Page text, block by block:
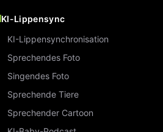
KI-Lippensync
KI-Lippensynchronisation
Sprechendes Foto
Singendes Foto
Sprechende Tiere
Sprechender Cartoon